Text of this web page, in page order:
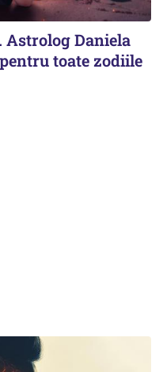
Astrolog Daniela
toate zodiile